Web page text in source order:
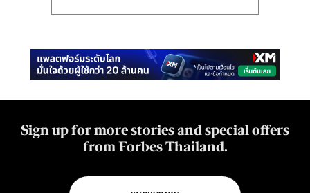
Sign up for more stories and special offers
from Forbes Thailand.